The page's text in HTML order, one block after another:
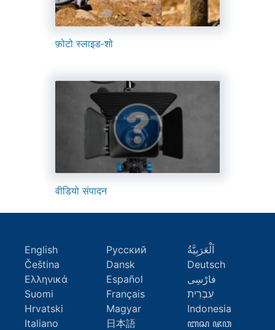
फ़ोटो स्लाइड‑शो
वीडियो संपादन
English Русский
اَلْعَرَبِيَّةُ
Čeština
Dansk
Deutsch
Ελληνικά
Español
فارْسِى
Suomi
Français
עִבְרִית
Hrvatski
Magyar
Indonesia
Italiano
日本語
ꦧꦱ ꦗꦮ